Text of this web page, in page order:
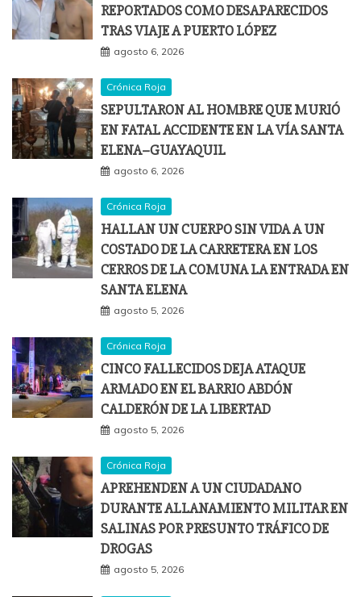
REPORTADOS COMO DESAPARECIDOS
TRAS VIAJE A PUERTO LÓPEZ
agosto 6, 2026
Crónica Roja
SEPULTARON AL HOMBRE QUE MURIÓ
EN FATAL ACCIDENTE EN LA VÍA SANTA
ELENA–GUAYAQUIL
agosto 6, 2026
Crónica Roja
HALLAN UN CUERPO SIN VIDA A UN
COSTADO DE LA CARRETERA EN LOS
CERROS DE LA COMUNA LA ENTRADA EN
SANTA ELENA
agosto 5, 2026
Crónica Roja
CINCO FALLECIDOS DEJA ATAQUE
ARMADO EN EL BARRIO ABDÓN
CALDERÓN DE LA LIBERTAD
agosto 5, 2026
Crónica Roja
APREHENDEN A UN CIUDADANO
DURANTE ALLANAMIENTO MILITAR EN
SALINAS POR PRESUNTO TRÁFICO DE
DROGAS
agosto 5, 2026